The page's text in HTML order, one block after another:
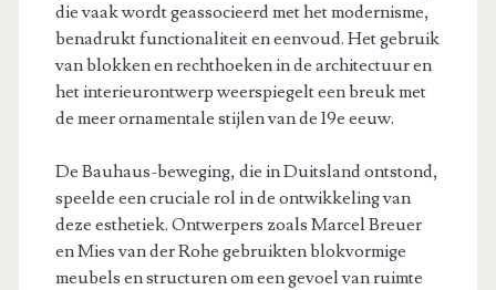
die vaak wordt geassocieerd met het modernisme,
benadrukt functionaliteit en eenvoud. Het gebruik
van blokken en rechthoeken in de architectuur en
het interieurontwerp weerspiegelt een breuk met
de meer ornamentale stijlen van de 19e eeuw.
De Bauhaus-beweging, die in Duitsland ontstond,
speelde een cruciale rol in de ontwikkeling van
deze esthetiek. Ontwerpers zoals Marcel Breuer
en Mies van der Rohe gebruikten blokvormige
meubels en structuren om een gevoel van ruimte